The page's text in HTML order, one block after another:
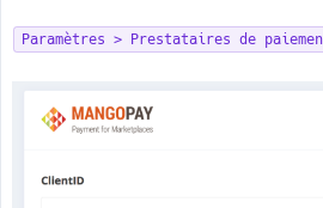
Paramètres > Prestataires de